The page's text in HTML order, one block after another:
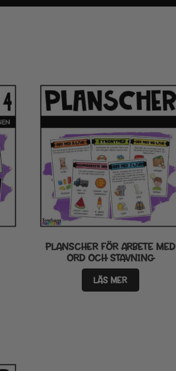
PLANSCHER FÖR ARBETE MED
ORD OCH STAVNING
LÄS MER